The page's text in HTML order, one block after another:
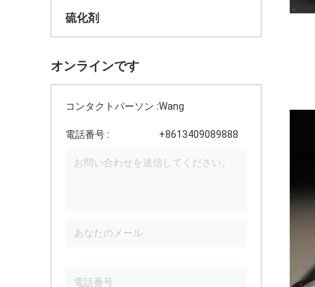
硫化剤
オンラインです
コンタクトパーソン :Wang
電話番号 : +8613409089888